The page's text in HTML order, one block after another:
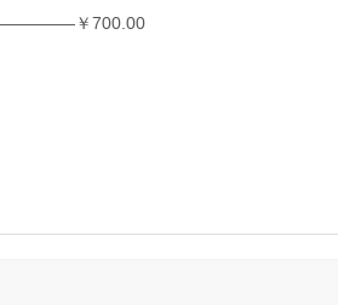
￥700.00